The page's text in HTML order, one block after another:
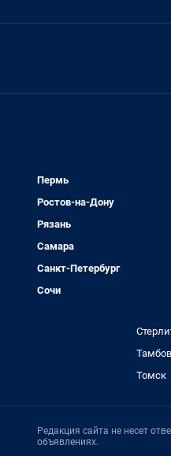
Пермь
Ростов-на-Дону
Рязань
Самара
Санкт-Петербург
Сочи
Тамбов
Томск
Редакция сайта не несет
объявлениях.